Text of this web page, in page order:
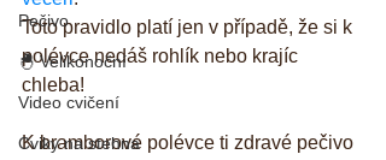
Pečivo
🐣 Velikonoční
Video cvičení
Cviky na stehna
Toto pravidlo platí jen v případě, že si k
polévce nedáš rohlík nebo krajíc
chleba!
K bramborové polévce ti zdravé pečivo